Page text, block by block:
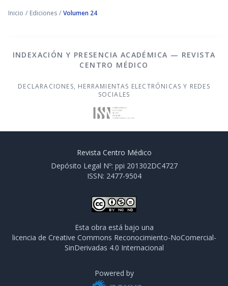
Inicio / Ediciones / Volumen 24
INDEXACIÓN Y PRESENCIA ACADÉMICA — REVISTA
CENTRO MÉDICO
DECLARACIONES, HERRAMIENTAS ELECTRÓNICAS Y REDES
SOCIALES
Revista Centro Médico
Depósito Legal Nº: ppi 201302DC4727
ISSN: 2477-9504
Esta obra está bajo una
licencia de Creative Commons Reconocimiento-NoComercial-
SinDerivadas 4.0 Internacional
Powered by